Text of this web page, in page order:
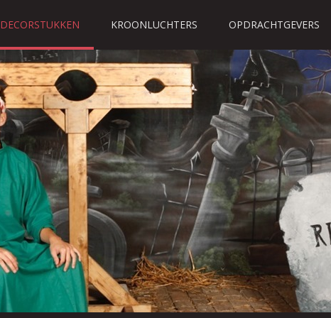
DECORSTUKKEN KROONLUCHTERS OPDRACHTGEVERS